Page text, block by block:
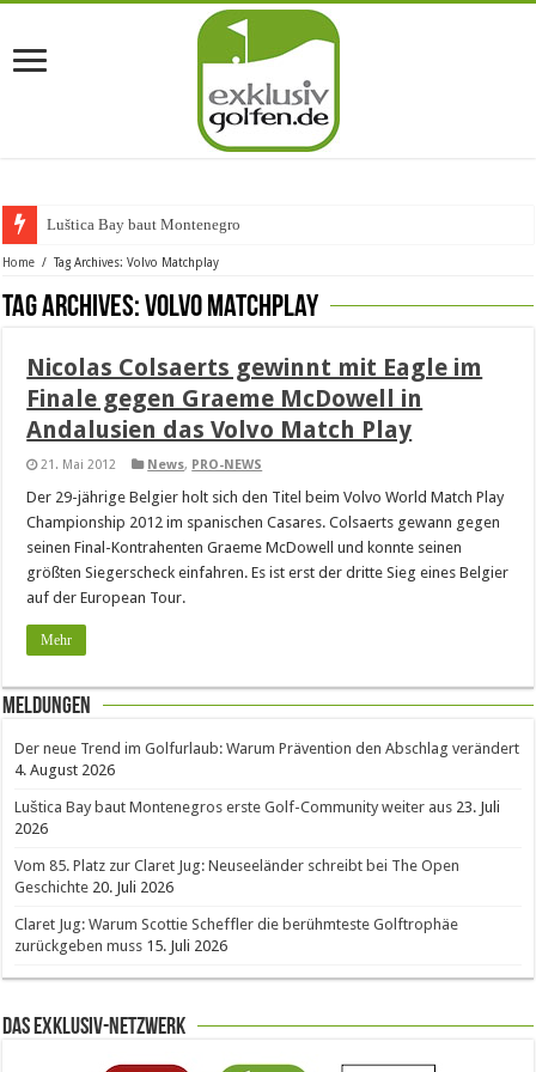
Luštica Bay baut Montenegros er
Home / Tag Archives: Volvo Matchplay
Tag Archives:Volvo Matchplay
Nicolas Colsaerts gewinnt mit Eagle im
Finale gegen Graeme McDowell in
Andalusien das Volvo Match Play
21. Mai 2012 News, PRO-NEWS
Der 29-jährige Belgier holt sich den Titel beim Volvo World Match Play
Championship 2012 im spanischen Casares. Colsaerts gewann gegen
seinen Final-Kontrahenten Graeme McDowell und konnte seinen
größten Siegerscheck einfahren. Es ist erst der dritte Sieg eines Belgier
auf der European Tour.
Mehr
Meldungen
Der neue Trend im Golfurlaub: Warum Prävention den Abschlag verändert
4. August 2026
Luštica Bay baut Montenegros erste Golf-Community weiter aus 23. Juli
2026
Vom 85. Platz zur Claret Jug: Neuseeländer schreibt bei The Open
Geschichte 20. Juli 2026
Claret Jug: Warum Scottie Scheffler die berühmteste Golftrophäe
zurückgeben muss 15. Juli 2026
Das Exklusiv-Netzwerk